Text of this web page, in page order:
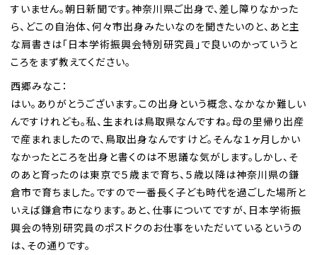
すいません。朝日新聞です。神奈川県ご出身で、差し障りなかった
ら、どこの自治体、何々市出身みたいなのを聞きたいのと、あと主
な肩書きは「日本学術振興会特別研究員」で良いのかっていうと
ころをまず教えてください。
西郷みなこ：
はい。ありがとうございます。この出身という概念、なかなか難しい
んですけれども。私、生まれは鳥取県なんですね。母の里帰り出産
で産まれましたので、鳥取出身なんですけど。そんな１ヶ月しかい
なかったところを出身と書くのは不思議な気がします。しかし、そ
のあと育ったのは東京で５歳まで育ち、５歳以降は神奈川県の鎌
倉市で育ちました。ですので一番長く子ども時代を過ごした場所と
いえば鎌倉市になります。あと、仕事についてですが、日本学術振
興会の特別研究員のポスドクのお仕事をいただいているというの
は、その通りです。